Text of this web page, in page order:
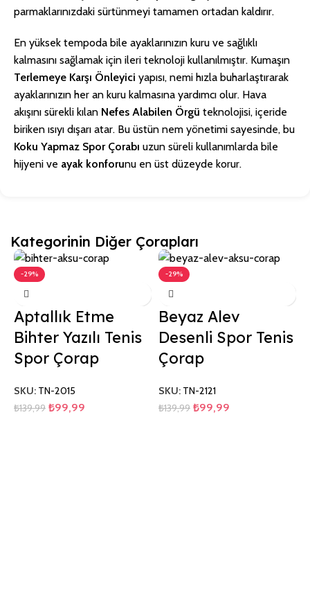
parmaklarınızdaki sürtünmeyi tamamen ortadan kaldırır.
En yüksek tempoda bile ayaklarınızın kuru ve sağlıklı
kalmasını sağlamak için ileri teknoloji kullanılmıştır. Kumaşın
Terlemeye Karşı Önleyici yapısı, nemi hızla buharlaştırarak
ayaklarınızın her an kuru kalmasına yardımcı olur. Hava
akışını sürekli kılan Nefes Alabilen Örgü teknolojisi, içeride
biriken ısıyı dışarı atar. Bu üstün nem yönetimi sayesinde, bu
Koku Yapmaz Spor Çorabı uzun süreli kullanımlarda bile
hijyeni ve ayak konforunu en üst düzeyde korur.
Kategorinin Diğer Çorapları
-29%
Aptallık Etme
Bihter Yazılı Tenis
Spor Çorap
SKU: TN-2015
₺139,99 ₺99,99
-29%
Beyaz Alev
Desenli Spor Tenis
Çorap
SKU: TN-2121
₺139,99 ₺99,99